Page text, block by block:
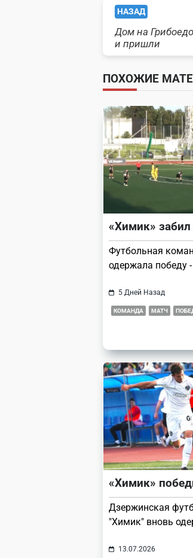
<span
screen-
reader-
НАЗАД
Дом на
и пришли
ПОХОЖИЕ
«Химик»
Футбольная
одержала победу -
5 Дней Назад
КОМАНДА МАТЧ
«Химик»
Дзержинская
"Химик" вновь
13.07.2026